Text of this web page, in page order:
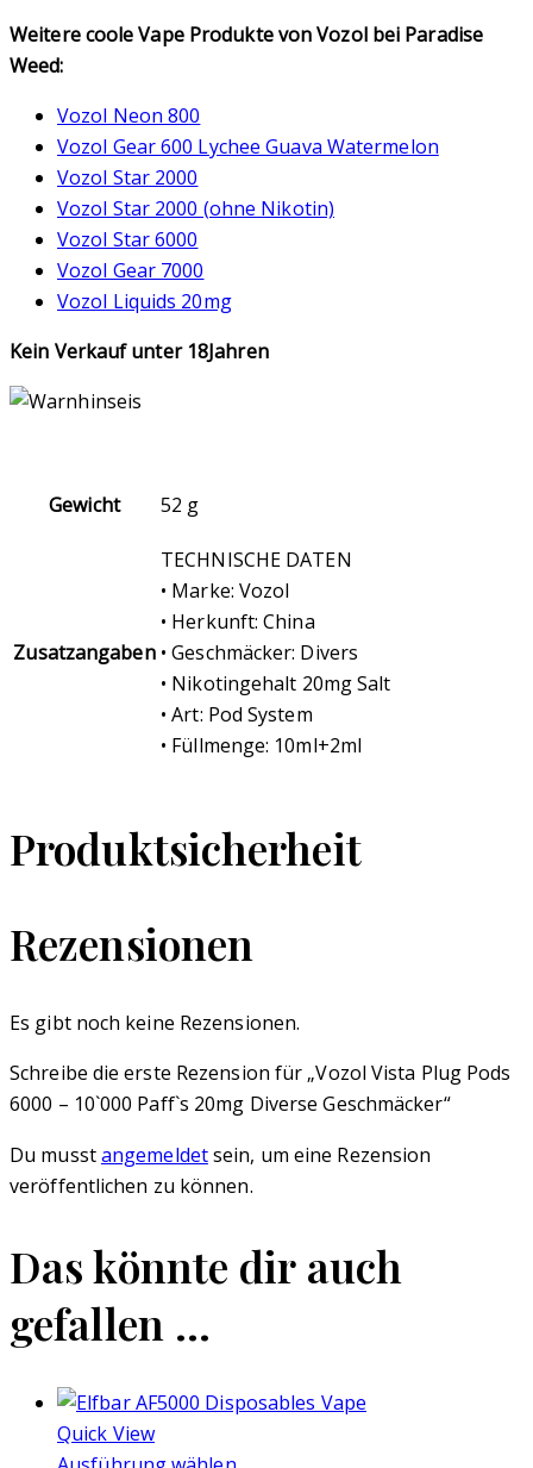
Weitere coole Vape Produkte von Vozol bei Paradise
Weed:
Vozol Neon 800
Vozol Gear 600 Lychee Guava Watermelon
Vozol Star 2000
Vozol Star 2000 (ohne Nikotin)
Vozol Star 6000
Vozol Gear 7000
Vozol Liquids 20mg
Kein Verkauf unter 18Jahren
Gewicht 52 g
Zusatzangaben
TECHNISCHE DATEN
• Marke: Vozol
• Herkunft: China
• Geschmäcker: Divers
• Nikotingehalt 20mg Salt
• Art: Pod System
• Füllmenge: 10ml+2ml
Produktsicherheit
Rezensionen
Es gibt noch keine Rezensionen.
Schreibe die erste Rezension für „Vozol Vista Plug Pods
6000 – 10`000 Paff`s 20mg Diverse Geschmäcker“
Du musstangemeldetsein, um eine Rezension
veröffentlichen zu können.
Das könnte dir auch
gefallen …
Quick View